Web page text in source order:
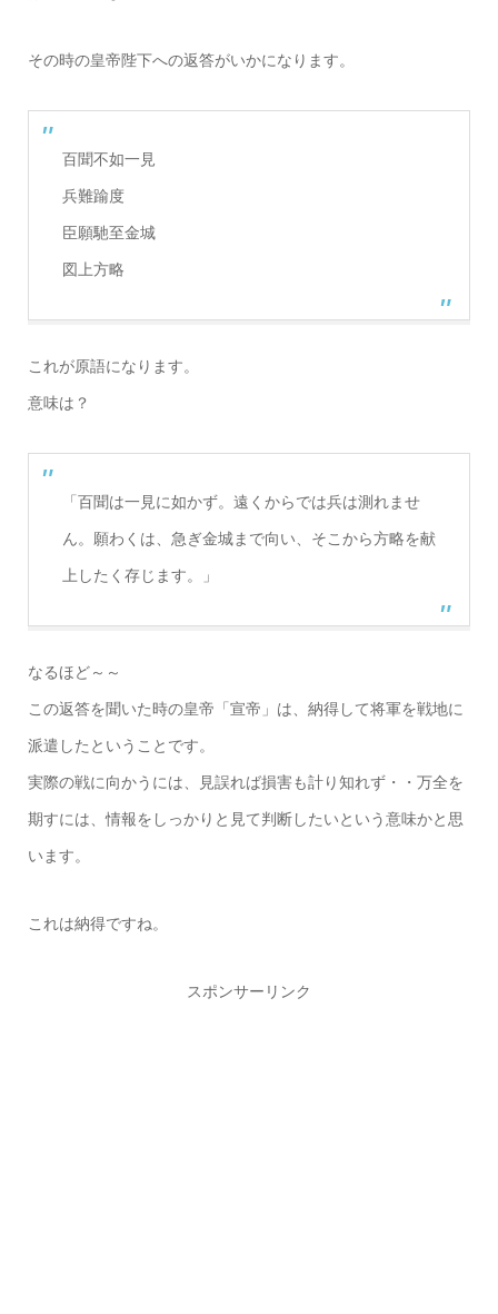
その時の皇帝陛下への返答がいかになります。
百聞不如一見
兵難踰度
臣願馳至金城
図上方略
これが原語になります。
意味は？
「百聞は一見に如かず。遠くからでは兵は測れませ
ん。願わくは、急ぎ金城まで向い、そこから方略を献
上したく存じます。」
なるほど～～
この返答を聞いた時の皇帝「宣帝」は、納得して将軍を戦地に
派遣したということです。
実際の戦に向かうには、見誤れば損害も計り知れず・・万全を
期すには、情報をしっかりと見て判断したいという意味かと思
います。
これは納得ですね。
スポンサーリンク